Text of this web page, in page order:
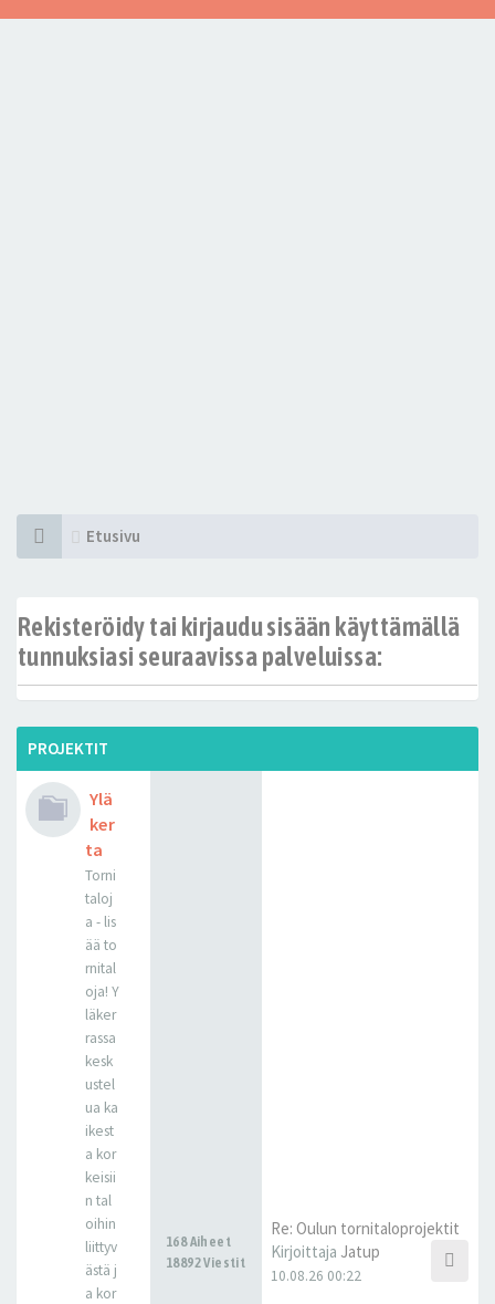
Etusivu
Rekisteröidy tai kirjaudu sisään käyttämällä
tunnuksiasi seuraavissa palveluissa:
PROJEKTIT
Ylä
ker
ta
Torni
taloj
a - lis
ää to
rnital
oja! Y
läker
rassa
kesk
ustel
ua ka
ikest
a kor
keisii
n tal
oihin
liittyv
ästä j
a kor
168 Aiheet
18892 Viestit
Re: Oulun tornitaloprojektit
Kirjoittaja Jatup
10.08.26 00:22